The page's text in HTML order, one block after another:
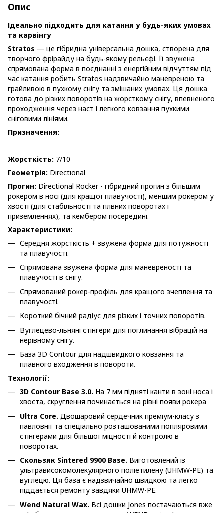
Опис
Ідеально підходить для катання у будь-яких умовах
та карвінгу
Stratos — це гібридна універсальна дошка, створена для
творчого фрірайду на будь-якому рельєфі. Її звужена
спрямована форма в поєднанні з енергійним відчуттям під
час катання робить Stratos надзвичайно маневреною та
грайливою в пухкому снігу та змішаних умовах. Ця дошка
готова до різких поворотів на жорсткому снігу, впевненого
проходження через наст і легкого ковзання пухкими
сніговими лініями.
Призначення:
Жорсткість: 7/10
Геометрія: Directional
Прогин: Directional Rocker - гібридний прогин з більшим
рокером в носі (для кращої плавучості), меншим рокером у
хвості (для стабільності та плвних поворотах і
приземленнях), та кембером посередині.
Характеристики:
Середня жорсткість + звужена форма для потужності
та плавучості.
Спрямована звужена форма для маневреності та
плавучості в снігу.
Спрямований рокер-профіль для кращого зчеплення та
плавучості.
Короткий бічний радіус для різких і точних поворотів.
Вуглецево-льняні стінгери для поглинання вібрацій на
нерівному снігу.
База 3D Contour для надшвидкого ковзання та
плавного входження в повороти.
Технології:
3D Contour Base 3.0. На 7 мм підняті канти в зоні носа і
хвоста, скруглення починається на рівні появи рокера
Ultra Core. Двошаровий сердечник преміум-класу з
павловнії та спеціально розташованими попляровими
стінгерами для більшої міцності й контролю в
поворотах.
Скользяк Sintered 9900 Base. Виготовлений із
ультрависокомолекулярного поліетилену (UHMW-PE) та
вуглецю. Ця база є надзвичайно швидкою та легко
піддається ремонту завдяки UHMW-PE.
Wend Natural Wax. Всі дошки Jones постачаються вже